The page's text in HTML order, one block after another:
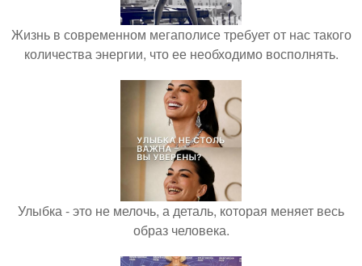
Жизнь в современном мегаполисе требует от нас такого
количества энергии, что ее необходимо восполнять.
Улыбка - это не мелочь, а деталь, которая меняет весь
образ человека.